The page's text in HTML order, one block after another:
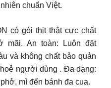
chuẩn Việt.
có gói thịt thật cực chất
mãi. An toàn: Luôn đặt
và không chất bảo quản
người dùng . Đa dạng:
mì đến bánh đa cua.